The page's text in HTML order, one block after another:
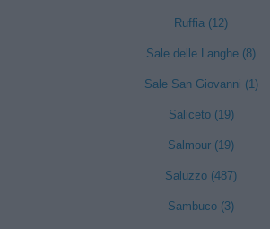
Ruffia (12)
Sale delle Langhe (8)
Sale San Giovanni (1)
Saliceto (19)
Salmour (19)
Saluzzo (487)
Sambuco (3)